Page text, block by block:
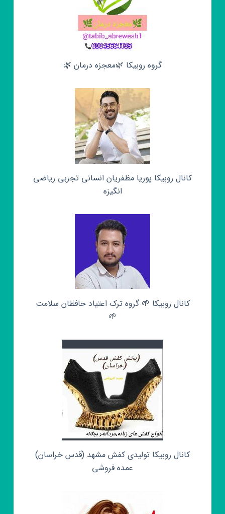
گروه روبیکا 🌿معجزه درمان 🌿
کانال روبیکا پوریا مظفریان انسانی تجربی ریاضی
انگیزه
کانال روبیکا 🌱 گروه ترک اعتیاد حافظان سلامت
🌱
کانال روبیکا تولیدی کفش مشهد (قدس خراسان)
عمده فروشی